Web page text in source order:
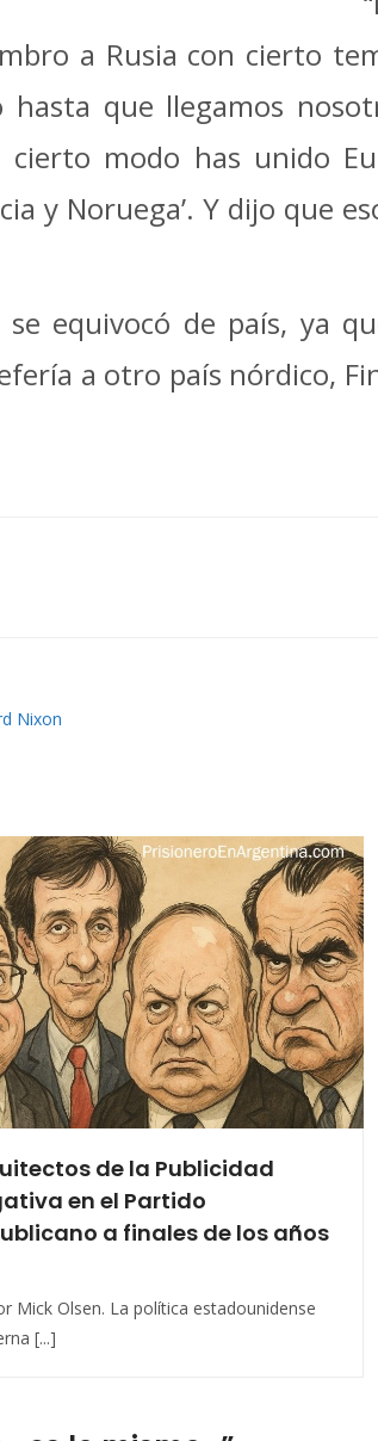
a Rusia con cierto
que llegamos
modo has unido
y Noruega’. Y dijo que
equivocó de país, ya
a otro país nórdico,
Nixon
de la Publicidad
en el Partido
a finales de los años
Mick Olsen. La política estadounidense
[...]